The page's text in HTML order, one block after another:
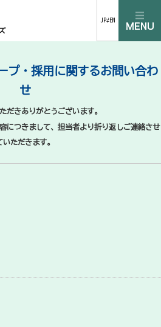
JP⇄EN
プ・採用に関するお問い合わ
せ
だきありがとうございます。
につきまして、担当者より折り返しご連絡させ
いただきます。